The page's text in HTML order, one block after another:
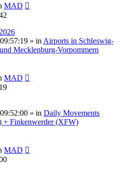
MAD
» in Airports in Schleswig-
Mecklenburg-Vorpommern
MAD
» in Daily Movements
Finkenwerder (XFW)
MAD